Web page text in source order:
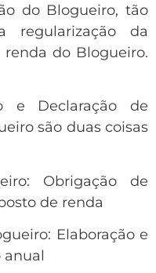
do Blogueiro, tão
regularização da
do Blogueiro.
e Declaração de
são duas coisas
Obrigação de
de renda
Elaboração e
anual